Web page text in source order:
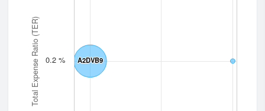
Total Expense Ratio (TER) A2DVB9
A2DVB9
0.2 %